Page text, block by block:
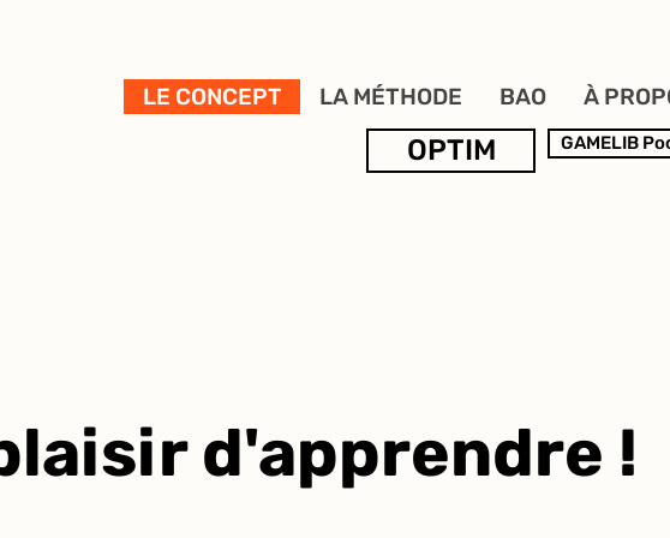
LE CONCEPT LA MÉTHODE BAO À
OPTIM GAMELIB
d'apprendre !